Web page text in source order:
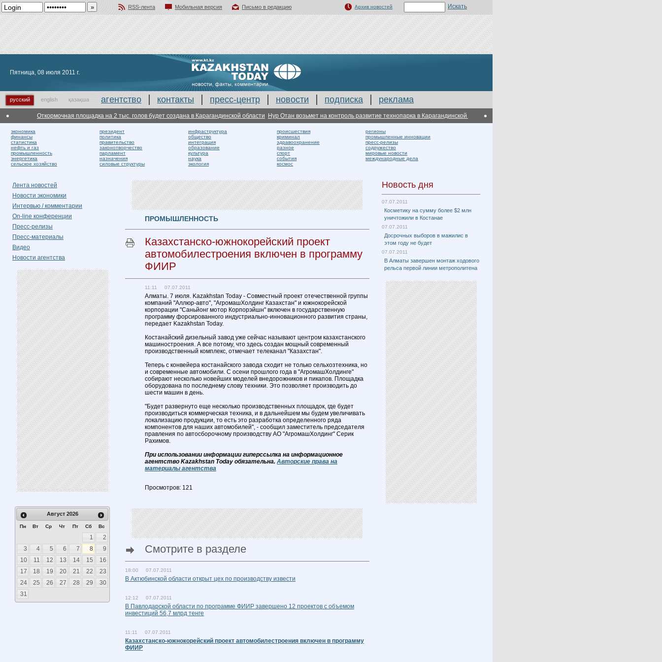
RSS-лента Мобильная версия
Письмо в редакцию
Архив новостей
Пятница, 08 июля 2011 г.
русский english қазақша агентство контакты пресс-центр новости подписка реклама
Откормочная площадка на 2 тыс. голов будет создана в Карагандинской области Нур Отан возьмет на контроль развитие технопарка в Карагандинской области В Карагандинской области планируется построить
экономика
финансы
статистика
нефть и газ
промышленность
энергетика
сельское хозяйство
президент
политика
правительство
законотворчество
парламент
назначения
силовые структуры
инфраструктура
общество
интеграция
образование
культура
наука
экология
происшествия
криминал
здравоохранение
разное
спорт
события
космос
регионы
промышленные инновации
пресс-релизы
содружество
мировые новости
международные дела
Лента новостей
Новости экономики
Интервью / комментарии
On-line конференции
Пресс-релизы
Пресс-материалы
Видео
Новости агентства
Август 2026
Пн Вт Ср Чт Пт Сб Вс
1
2
3
4 5 6 7 8
9
10
11 12 13 14 15
16
17
18 19 20 21 22
23
24
25 26 27 28 29
30
31
ПРОМЫШЛЕННОСТЬ
Казахстанско-южнокорейский проект
автомобилестроения включен в программу
ФИИР
11:11 07.07.2011
Алматы. 7 июля. Kazakhstan Today - Совместный проект отечественной группы
компаний "Аллюр-авто", "АгромашХолдинг Казахстан" и южнокорейской
корпорации "Саньйонг мотор Корпорэйшн" включен в государственную
программу форсированного индустриально-инновационного развития страны,
передает Kazakhstan Today.
Костанайский дизельный завод уже сейчас называют центром казахстанского
машиностроения. А все потому, что здесь создан мощный современный
производственный комплекс, отмечает телеканал "Казахстан".
Теперь с конвейера костанайского завода сходит не только сельхозтехника, но
и современные автомобили. С осени прошлого года в "АгромашХолдинге"
собирают несколько новейших моделей внедорожников и пикапов. Площадка
оборудована по последнему слову техники. Это позволяет производить до
шести машин в день.
"Будет развернуто еще несколько производственных площадок, где будет
производиться коммерческая техника, и в дальнейшем мы будем увеличивать
локализацию продукции, то есть это разработка определенного ряда
компонентов для наших автомобилей", - сообщил заместитель председателя
правления по автосборочному производству АО "АгромашХолдинг" Серик
Рахимов.
При использовании информации гиперссылка на информационное
агентство Kazakhstan Today обязательна. Авторские права на
материалы агентства
Просмотров: 121
Смотрите в разделе
18:00 07.07.2011
В Актюбинской области открыт цех по производству извести
12:12 07.07.2011
В Павлодарской области по программе ФИИР завершено 12 проектов с объемом
инвестиций 56,7 млрд тенге
11:11 07.07.2011
Казахстанско-южнокорейский проект автомобилестроения включен в программу
ФИИР
Новость дня
07.07.2011
Косметику на сумму более $2 млн
уничтожили в Костанае
07.07.2011
Досрочных выборов в мажилис в
этом году не будет
07.07.2011
В Алматы завершен монтаж ходового
рельса первой линии метрополитена